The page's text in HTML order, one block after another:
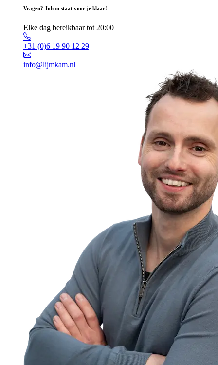
Vragen? Johan staat voor je klaar!
Elke dag bereikbaar tot 20:00
+31 (0)6 19 90 12 29
info@lijmkam.nl